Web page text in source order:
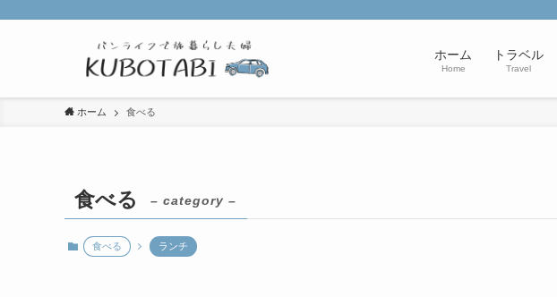
ホーム
Home
トラベル
Travel
ホーム 食べる
食べる – category –
食べる ランチ